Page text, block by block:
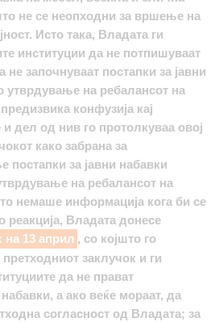
не се неопходни за вршење на
Исто така, Владата ги
институции да не потпишуваат
не започнуваат постапки за јавни
утврдување на ребалансот на
конфузија кај
и дел од нив го протолкуваа овој
како забрана за
постапки за јавни набавки
на ребалансот на
немаше информација кога би се
реакција, Владата донесе
на 13 април , со којшто го
заклучок и ги
да не прават
а ако веќе мораат, да
согласност од Владата; за